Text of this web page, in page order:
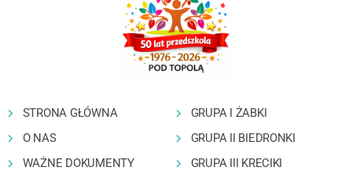
STRONA GŁÓWNA
O NAS
WAŻNE DOKUMENTY
GRUPA I ŻABKI
GRUPA II BIEDRONKI
GRUPA III KRECIKI